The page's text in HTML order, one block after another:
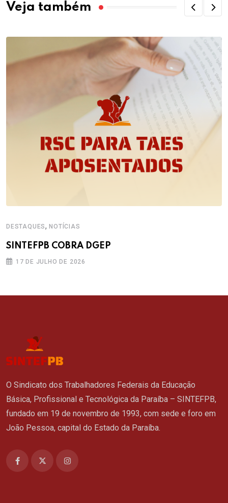
Veja também
DESTAQUES,NOTÍCIAS
SINTEFPB COBRA DGEP
17 DE JULHO DE 2026
O Sindicato dos Trabalhadores Federais da Educação
Básica, Profissional e Tecnológica da Paraíba – SINTEFPB,
fundado em 19 de novembro de 1993, com sede e foro em
João Pessoa, capital do Estado da Paraíba.